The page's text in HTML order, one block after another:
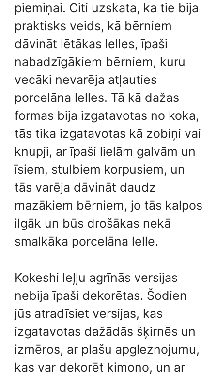
piemiņai. Citi uzskata, ka tie bija
praktisks veids, kā bērniem
dāvināt lētākas lelles, īpaši
nabadzīgākiem bērniem, kuru
vecāki nevarēja atļauties
porcelāna lelles. Tā kā dažas
formas bija izgatavotas no koka,
tās tika izgatavotas kā zobiņi vai
knupji, ar īpaši lielām galvām un
īsiem, stulbiem korpusiem, un
tās varēja dāvināt daudz
mazākiem bērniem, jo ​​tās kalpos
ilgāk un būs drošākas nekā
smalkāka porcelāna lelle.
Kokeshi leļļu agrīnās versijas
nebija īpaši dekorētas. Šodien
jūs atradīsiet versijas, kas
izgatavotas dažādās šķirnēs un
izmēros, ar plašu apgleznojumu,
kas var dekorēt kimono, un ar